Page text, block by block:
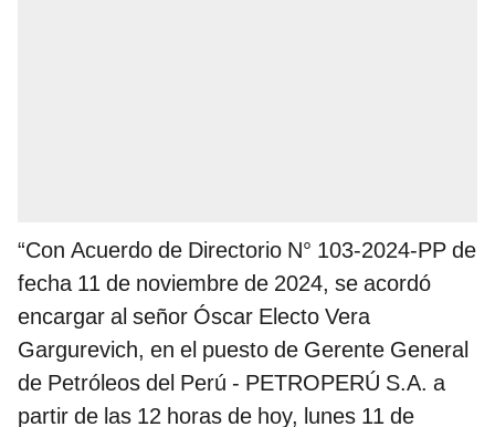
“Con Acuerdo de Directorio N° 103-2024-PP de
fecha 11 de noviembre de 2024, se acordó
encargar al señor Óscar Electo Vera
Gargurevich, en el puesto de Gerente General
de Petróleos del Perú - PETROPERÚ S.A. a
partir de las 12 horas de hoy, lunes 11 de